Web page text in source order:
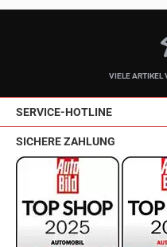
VIELE ARTIKEL
SERVICE-HOTLINE
SICHERE ZAHLUNG